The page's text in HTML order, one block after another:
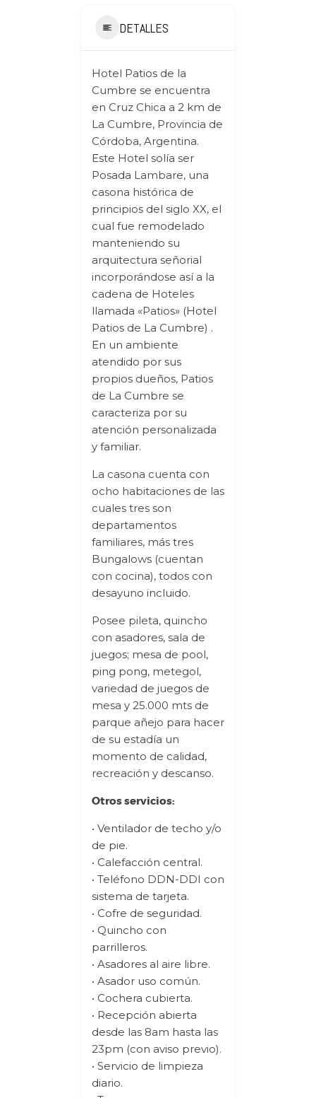
DETALLES
Hotel Patios de la
Cumbre se encuentra
en Cruz Chica a 2 km de
La Cumbre, Provincia de
Córdoba, Argentina.
Este Hotel solía ser
Posada Lambare, una
casona histórica de
principios del siglo XX, el
cual fue remodelado
manteniendo su
arquitectura señorial
incorporándose así a la
cadena de Hoteles
llamada «Patios» (Hotel
Patios de La Cumbre) .
En un ambiente
atendido por sus
propios dueños, Patios
de La Cumbre se
caracteriza por su
atención personalizada
y familiar.
La casona cuenta con
ocho habitaciones de las
cuales tres son
departamentos
familiares, más tres
Bungalows (cuentan
con cocina), todos con
desayuno incluido.
Posee pileta, quincho
con asadores, sala de
juegos; mesa de pool,
ping pong, metegol,
variedad de juegos de
mesa y 25.000 mts de
parque añejo para hacer
de su estadía un
momento de calidad,
recreación y descanso.
Otros servicios:
• Ventilador de techo y/o
de pie.
• Calefacción central.
• Teléfono DDN-DDI con
sistema de tarjeta.
• Cofre de seguridad.
• Quincho con
parrilleros.
• Asadores al aire libre.
• Asador uso común.
• Cochera cubierta.
• Recepción abierta
desde las 8am hasta las
23pm (con aviso previo).
• Servicio de limpieza
diario.